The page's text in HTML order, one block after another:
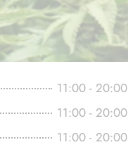
11:00 - 20:00
11:00 - 20:00
11:00 - 20:00